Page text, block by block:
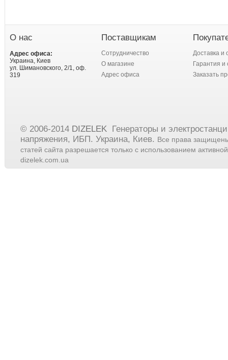
О нас
Адрес офиса:
Украина, Киев
ул. Шимановского, 2/1, оф.
319
Поставщикам
Сотрудничество
О магазине
Адрес офиса
Доставка и
Гарантия и
Заказать
© 2006-2014 DIZELEK Генераторы и
напряжения, ИБП. Украина, Киев. Все права
статей сайта разрешается только с использованием
dizelek.com.ua